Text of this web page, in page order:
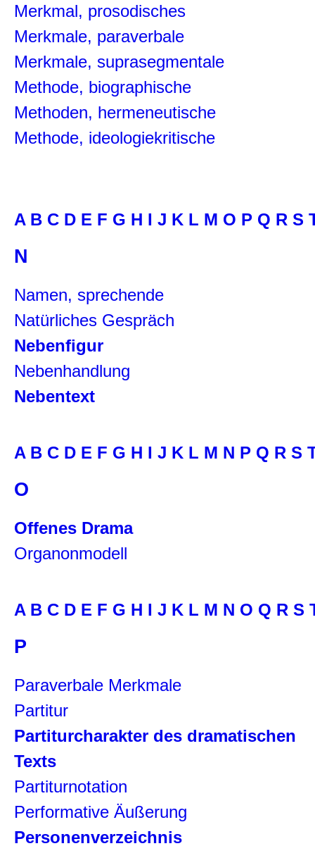
Merkmal, prosodisches
Merkmale, paraverbale
Merkmale, suprasegmentale
Methode, biographische
Methoden, hermeneutische
Methode, ideologiekritische
A B C D E F G H I J K L M O P Q R S
N
Namen, sprechende
Natürliches Gespräch
Nebenfigur
Nebenhandlung
Nebentext
A B C D E F G H I J K L M N P Q R S
O
Offenes Drama
Organonmodell
A B C D E F G H I J K L M N O Q R S
P
Paraverbale Merkmale
Partitur
Partiturcharakter des dramatischen
Texts
Partiturnotation
Performative Äußerung
Personenverzeichnis